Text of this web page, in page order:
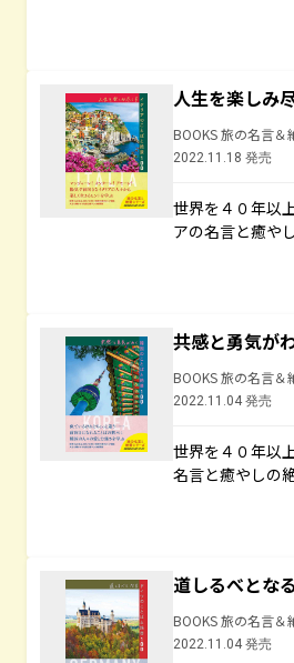
人生を楽しみ
BOOKS 旅の名言＆
2022.11.18 発売
世界を４０年以
アの名言と癒や
共感と勇気が
BOOKS 旅の名言＆
2022.11.04 発売
世界を４０年以
名言と癒やしの
道しるべとな
BOOKS 旅の名言＆
2022.11.04 発売